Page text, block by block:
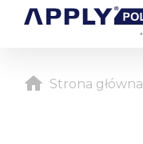
Strona główna